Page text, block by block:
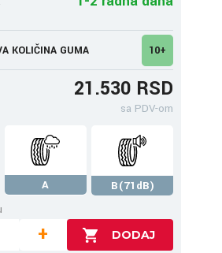
KOLIČINA GUMA 10+
21.530 RSD
sa PDV-om
A
B(71dB)
+